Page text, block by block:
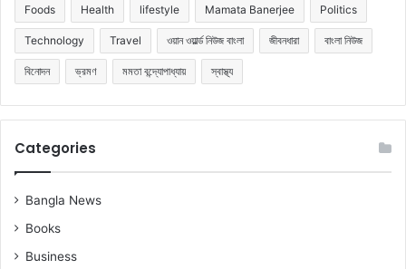
Foods Health lifestyle Mamata Banerjee Politics
Technology Travel ওয়ান ওয়ার্ল্ড নিউজ বাংলা জীবনধারা বাংলা নিউজ
বিনোদন ভ্রমণ মমতা বন্দ্যোপাধ্যায় স্বাস্থ্য
Categories
Bangla News
Books
Business